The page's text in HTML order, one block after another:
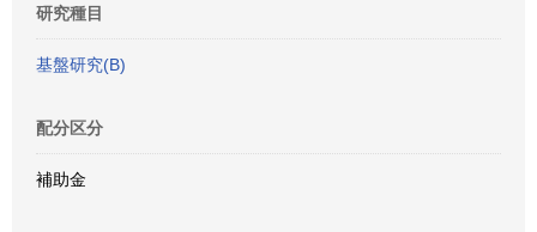
研究種目
基盤研究(B)
配分区分
補助金